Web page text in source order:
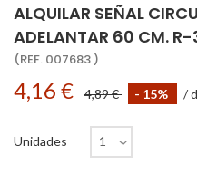
ALQUILAR SEÑAL
ADELANTAR 60 CM.
(REF. 007683 )
4,16 € 4,89 € - 15% /
Unidades